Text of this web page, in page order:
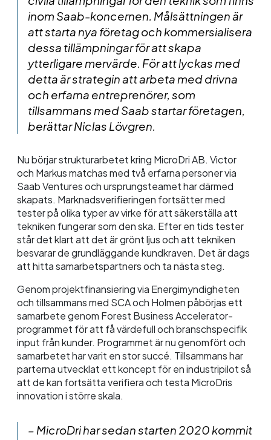
inom Saab-koncernen. Målsättningen är
att starta nya företag och kommersialisera
dessa tillämpningar för att skapa
ytterligare mervärde. För att lyckas med
detta är strategin att arbeta med drivna
och erfarna entreprenörer, som
tillsammans med Saab startar företagen,
berättar Niclas Lövgren.
Nu börjar strukturarbetet kring MicroDri AB. Victor
och Markus matchas med två erfarna personer via
Saab Ventures och ursprungsteamet har därmed
skapats. Marknadsverifieringen fortsätter med
tester på olika typer av virke för att säkerställa att
tekniken fungerar som den ska. Efter en tids tester
står det klart att det är grönt ljus och att tekniken
besvarar de grundläggande kundkraven. Det är dags
att hitta samarbetspartners och ta nästa steg.
Genom projektfinansiering via Energimyndigheten
och tillsammans med SCA och Holmen påbörjas ett
samarbete genom Forest Business Accelerator-
programmet för att få värdefull och branschspecifik
input från kunder. Programmet är nu genomfört och
samarbetet har varit en stor succé. Tillsammans har
parterna utvecklat ett koncept för en industripilot så
att de kan fortsätta verifiera och testa MicroDris
innovation i större skala.
– MicroDri har sedan starten 2020 kommit